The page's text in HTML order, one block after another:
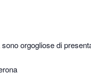
orgogliose di